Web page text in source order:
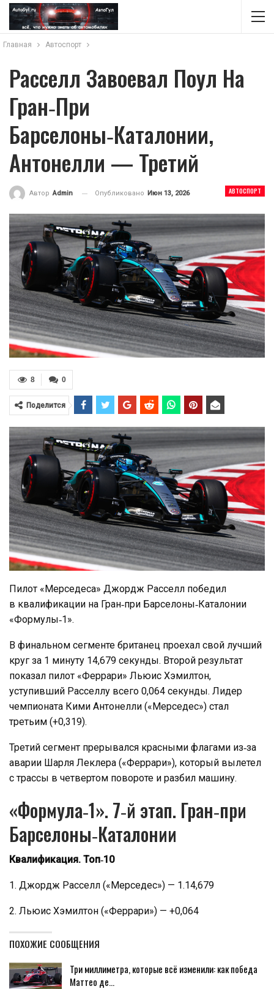
Главная Автоспорт
Расселл Завоевал Поул На
Гран‑при
Барселоны‑Каталонии,
Антонелли — Третий
АВТОСПОРТ
Автор Admin Опубликовано Июн 13, 2026
0
8
Поделится
Пилот «Мерседеса» Джордж Расселл победил
в квалификации на Гран‑при Барселоны‑Каталонии
«Формулы‑1».
В финальном сегменте британец проехал свой лучший
круг за 1 минуту 14,679 секунды. Второй результат
показал пилот «Феррари» Льюис Хэмилтон,
уступивший Расселлу всего 0,064 секунды. Лидер
чемпионата Кими Антонелли («Мерседес») стал
третьим (+0,319).
Третий сегмент прерывался красными флагами из‑за
аварии Шарля Леклера («Феррари»), который вылетел
с трассы в четвертом повороте и разбил машину.
«Формула‑1». 7‑й этап. Гран‑при
Барселоны‑Каталонии
Квалификация. Топ‑10
1. Джордж Расселл («Мерседес») — 1.14,679
2. Льюис Хэмилтон («Феррари») — +0,064
ПОХОЖИЕ СООБЩЕНИЯ
Три миллиметра, которые всё изменили: как победа
Маттео де…